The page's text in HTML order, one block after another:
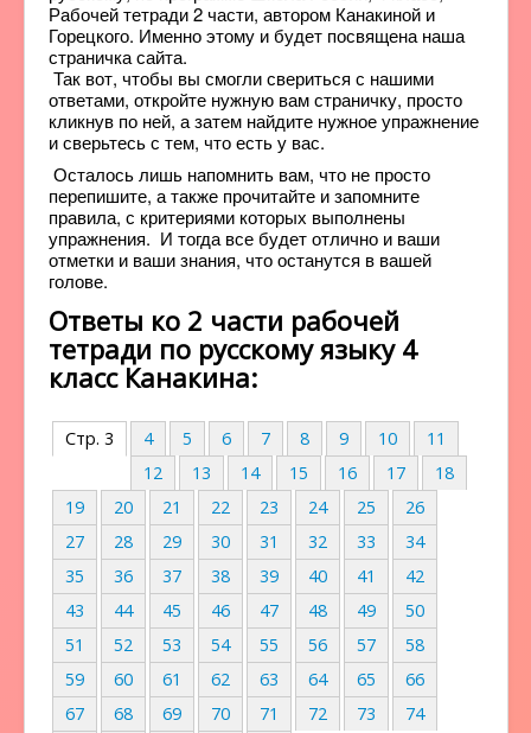
Рабочей тетради 2 части, автором Канакиной и
Горецкого. Именно этому и будет посвящена наша
страничка сайта.
Так вот, чтобы вы смогли свериться с нашими
ответами, откройте нужную вам страничку, просто
кликнув по ней, а затем найдите нужное упражнение
и сверьтесь с тем, что есть у вас.
Осталось лишь напомнить вам, что не просто
перепишите, а также прочитайте и запомните
правила, с критериями которых выполнены
упражнения. И тогда все будет отлично и ваши
отметки и ваши знания, что останутся в вашей
голове.
Ответы ко 2 части рабочей
тетради по русскому языку 4
класс Канакина:
Стр. 3 4 5 6 7 8 9 10
11
12
13 14 15 16 17
18
19
20 21 22 23 24 25
26
27
28 29 30 31 32 33
34
35
36 37 38 39 40 41
42
43
44 45 46 47 48 49
50
51
52 53 54 55 56 57
58
59
60 61 62 63 64 65
66
67
68 69 70 71 72 73
74